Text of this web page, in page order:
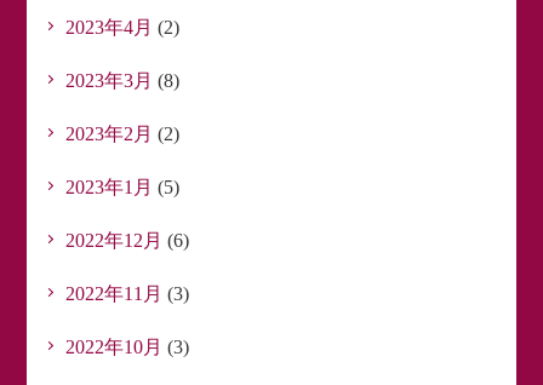
2023年4月 (2)
2023年3月 (8)
2023年2月 (2)
2023年1月 (5)
2022年12月 (6)
2022年11月 (3)
2022年10月 (3)